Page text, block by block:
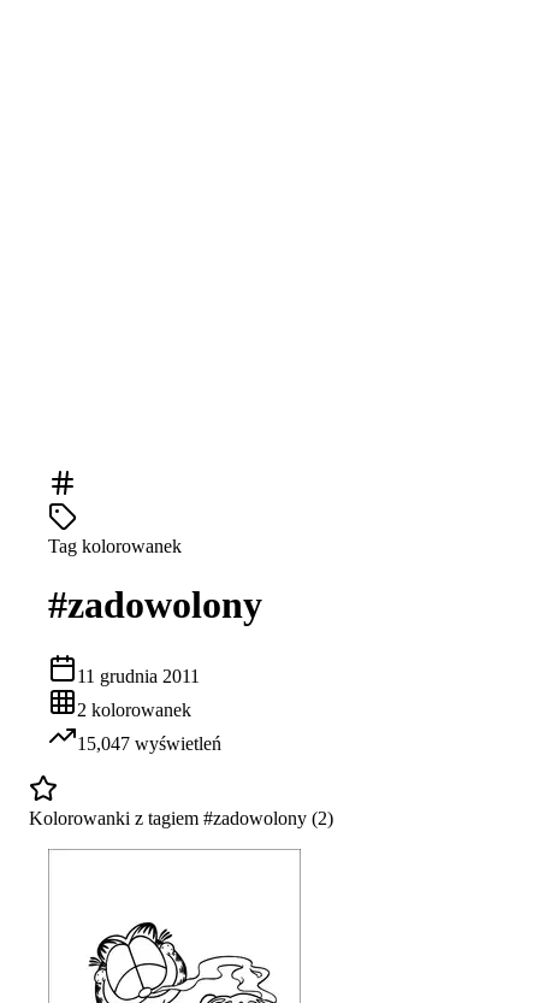
Tag kolorowanek
#zadowolony
11 grudnia 2011
2 kolorowanek
15,047 wyświetleń
Kolorowanki z tagiem #zadowolony (2)